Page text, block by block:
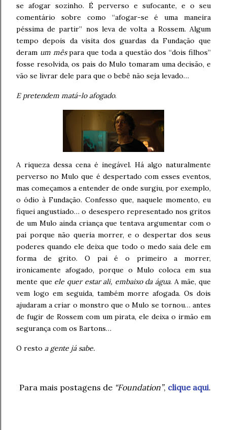
se afogar sozinho. É perverso e sufocante, e o seu
comentário sobre como “afogar-se é uma maneira
péssima de partir” nos leva de volta a Rossem. Algum
tempo depois da visita dos guardas da Fundação que
deram um mêspara que toda a questão dos “dois filhos”
fosse resolvida, os pais do Mulo tomaram uma decisão, e
vão se livrar dele para que o bebê não seja levado…
E pretendem matá-lo afogado.
A riqueza dessa cena é inegável. Há algo naturalmente
perverso no Mulo que é despertado com esses eventos,
mas começamos a entender de onde surgiu, por exemplo,
o ódio à Fundação. Confesso que, naquele momento, eu
fiquei angustiado… o desespero representado nos gritos
de um Mulo ainda criança que tentava argumentar com o
pai porque não queria morrer, e o despertar dos seus
poderes quando ele deixa que todo o medo saia dele em
forma de grito. O pai é o primeiro a morrer,
ironicamente afogado, porque o Mulo coloca em sua
mente que ele quer estar ali, embaixo da água. A mãe, que
vem logo em seguida, também morre afogada. Os dois
ajudaram a criar o monstro que o Mulo se tornou… antes
de fugir de Rossem com um pirata, ele deixa o irmão em
segurança com os Bartons…
O resto a gente já sabe.
Para mais postagens de “Foundation”, clique aqui.